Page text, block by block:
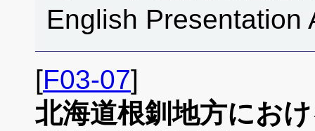
English Presentation
[F03-07]
北海道根釧地方にお